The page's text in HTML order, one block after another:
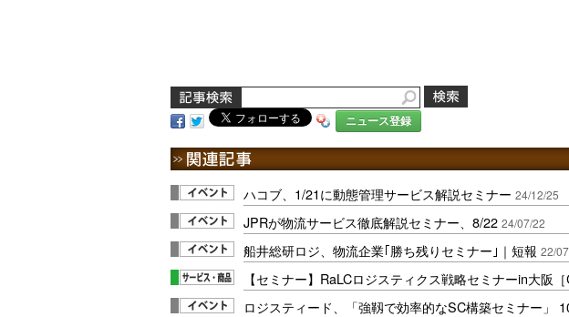
ニュース登録
ハコブ、1/21に動態管理サービス解説セミナー 24/12/25
JPRが物流サービス徹底解説セミナー、8/22 24/07/22
船井総研ロジ、物流企業｢勝ち残りセミナー｣｜短報 22/
【セミナー】RaLCロジスティクス戦略セミナーin大阪［
ロジスティード、「強靱で効率的なSC構築セミナー」